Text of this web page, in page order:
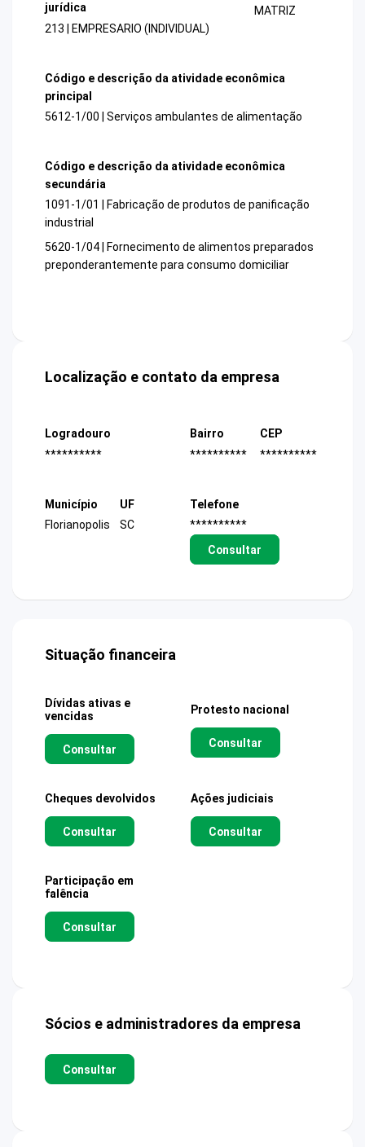
jurídica
213 | EMPRESARIO (INDIVIDUAL)
MATRIZ
Código e descrição da atividade econômica
principal
5612-1/00 | Serviços ambulantes de alimentação
Código e descrição da atividade econômica
secundária
1091-1/01 | Fabricação de produtos de panificação
industrial
5620-1/04 | Fornecimento de alimentos preparados
preponderantemente para consumo domiciliar
Localização e contato da empresa
Logradouro
**********
Bairro
**********
CEP
**********
Município
Florianopolis
UF
SC
Telefone
**********
Consultar
Situação financeira
Dívidas ativas e
vencidas
Consultar
Protesto nacional
Consultar
Cheques devolvidos
Consultar
Ações judiciais
Consultar
Participação em
falência
Consultar
Sócios e administradores da empresa
Consultar